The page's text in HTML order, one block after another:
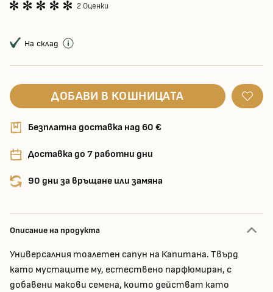
2 Оценки
На склад
ДОБАВИ В КОШНИЦАТА
Безплатна доставка над 60 €
Доставка до 7 работни дни
90 дни за връщане или замяна
Описание на продукта
Универсалния тоалетен сапун на Капитана. Твърд
като мустаците му, естествено парфюмиран, с
добавени макови семена, които действат като